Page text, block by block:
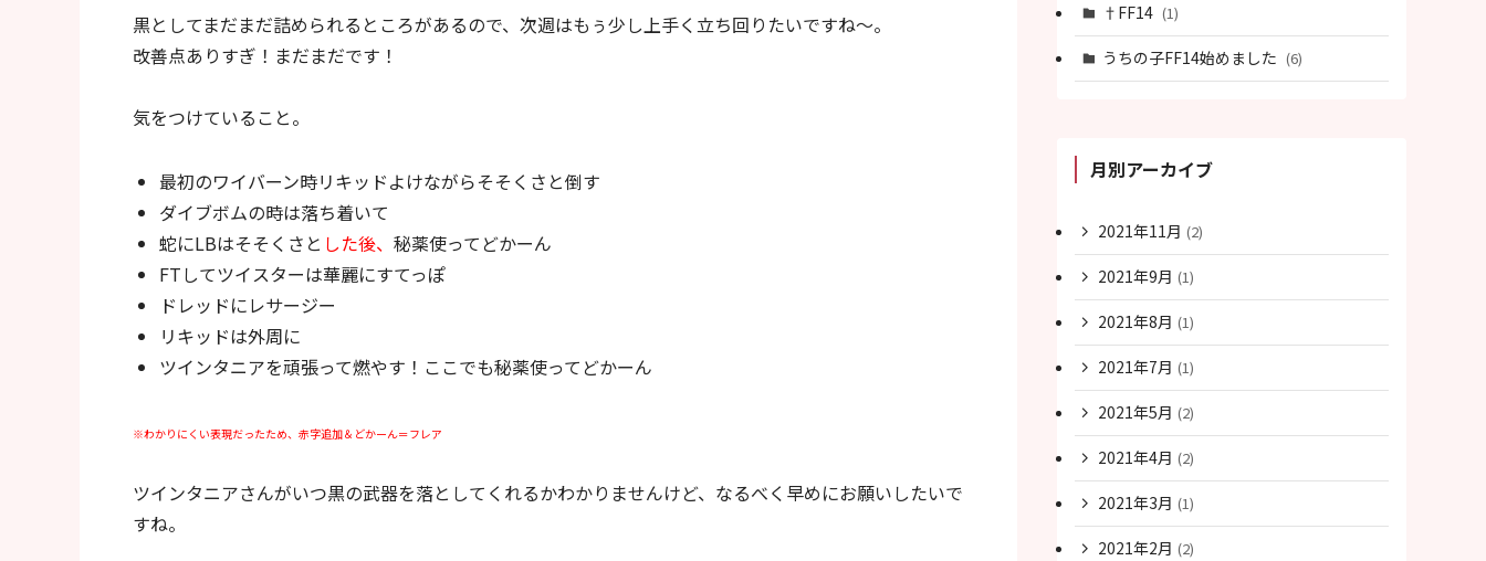
黒としてまだまだ詰められるところがあるので、次週はもぅ少し上手く立ち回りたいですね～。
改善点ありすぎ！まだまだです！
気をつけていること。
最初のワイバーン時リキッドよけながらそそくさと倒す
ダイブボムの時は落ち着いて
蛇にLBはそそくさと した後、 秘薬使ってどかーん
FTしてツイスターは華麗にすてっぽ
ドレッドにレサージー
リキッドは外周に
ツインタニアを頑張って燃やす！ここでも秘薬使ってどかーん
※わかりにくい表現だったため、赤字追加＆どかーん＝フレア
ツインタニアさんがいつ黒の武器を落としてくれるかわかりませんけど、なるべく早めにお願いしたいで
すね。
†FF14 (1)
うちの子FF14始めました (6)
月別アーカイブ
2021年11月 (2)
2021年9月 (1)
2021年8月 (1)
2021年7月 (1)
2021年5月 (2)
2021年4月 (2)
2021年3月 (1)
2021年2月 (2)